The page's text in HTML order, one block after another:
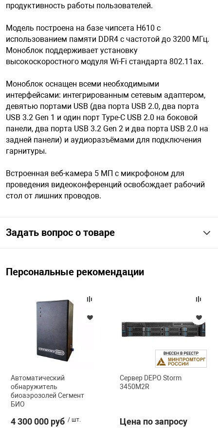
безопасность
оборудование
продуктивность работы пользователей.
Модель построена на базе чипсета H610 с
использованием памяти DDR4 с частотой до 3200 МГц.
Моноблок поддерживает установку
высокоскоростного модуля Wi-Fi стандарта 802.11ax.
Моноблок оснащен всеми необходимыми
интерфейсами: интегрированным сетевым адаптером,
девятью портами USB (два порта USB 2.0, два порта
USB 3.2 Gen 1 и один порт Type-C USB 2.0 на боковой
панели, два порта USB 3.2 Gen 2 и два порта USB 2.0 на
задней панели) и аудиоразъёмами для подключения
гарнитуры.
Встроенная веб-камера 5 МП с микрофоном для
проведения видеоконференций освобождает рабочий
стол от лишних проводов.
Задать вопрос о товаре
Персональные рекомендации
Автоматический
обнаружитель
биоаэрозолей Сегмент
БИО
4 300 000 руб / шт.
Сервер DEPO Storm
3450M2R
Цена по запросу